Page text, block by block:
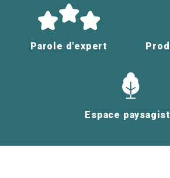
Parole d'expert
Espace